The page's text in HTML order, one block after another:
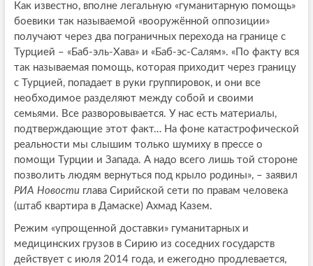
Как известно, вполне легальную «гуманитарную помощь»
боевики так называемой «вооружённой оппозиции»
получают через два пограничных перехода на границе с
Турцией – «Баб-эль-Хава» и «Баб-эс-Салям». «По факту вся
так называемая помощь, которая приходит через границу
с Турцией, попадает в руки группировок, и они все
необходимое разделяют между собой и своими
семьями. Все разворовывается. У нас есть материалы,
подтверждающие этот факт… На фоне катастрофической
реальности мы слышим только шумиху в прессе о
помощи Турции и Запада. А надо всего лишь той стороне
позволить людям вернуться под крыло родины», – заявил
РИА Новостиглава Сирийской сети по правам человека
(штаб квартира в Дамаске) Ахмад Казем.
Режим «упрощенной доставки» гуманитарных и
медицинских грузов в Сирию из соседних государств
действует с июля 2014 года, и ежегодно продлевается,